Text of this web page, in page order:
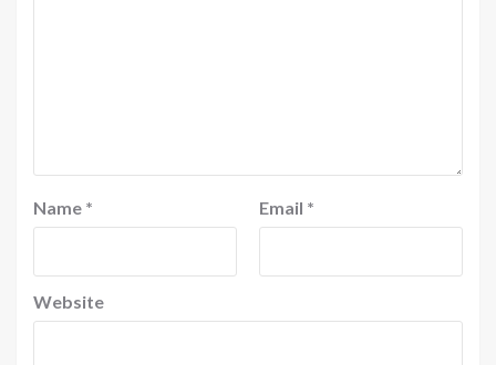
Name * Email *
Website